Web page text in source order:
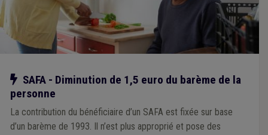
Notre action
SAFA - Diminution de 1,5 euro du barème de la
personne
La contribution du bénéficiaire d’un SAFA est fixée sur base
d’un barème de 1993. Il n’est plus approprié et pose des